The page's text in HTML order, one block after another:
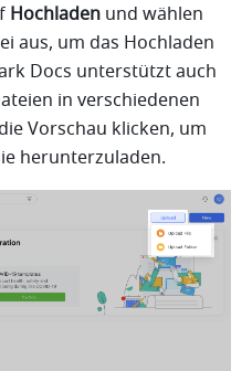
Hochladen und wählen
aus, um das Hochladen
Docs unterstützt auch
in verschiedenen
Vorschau klicken, um
herunterzuladen.